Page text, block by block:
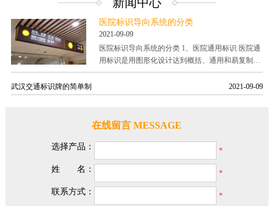
医院标识导向系统的分类
2021-09-09
医院标识导向系统的分类 1、医院通用标识 医院通
用标识是用图形化设计达到概括、通用和易复制医
院信息目的的标识。医院机构的通用标识是直观
武汉交通标识牌的简单制 2021-09-09
在线留言 MESSAGE
选择产品：
姓 名：
联系方式：